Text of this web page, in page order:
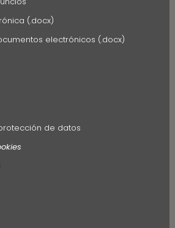
(.docx)
electrónicos (.docx)
de datos